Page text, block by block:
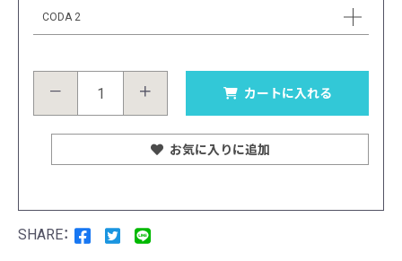
CODA 2
－ ＋ カートに入れる
お気に入りに追加